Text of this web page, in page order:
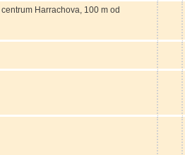
Harrachova, 100 m od